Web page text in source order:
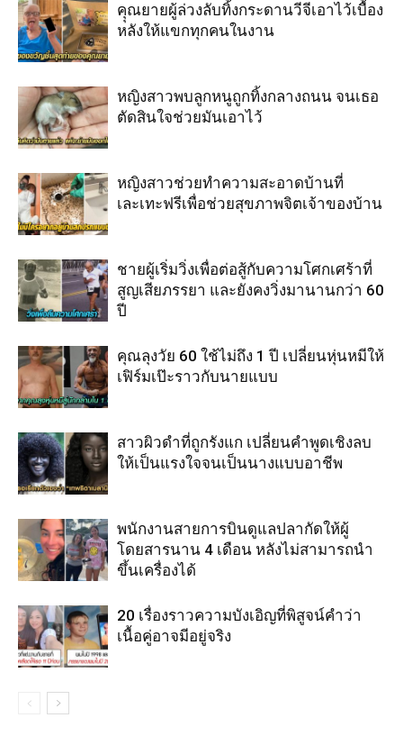
คุุณยายผู้ล่วงลับทิ้งกระดานวีจีเอาไว้เบื้อง
หลังให้แขกทุกคนในงาน
หญิงสาวพบลูกหนูถูกทิ้งกลางถนน จนเธอ
ตัดสินใจช่วยมันเอาไว้
หญิงสาวช่วยทำความสะอาดบ้านที่
เละเทะฟรีเพื่อช่วยสุขภาพจิตเจ้าของบ้าน
ชายผู้เริ่มวิ่งเพื่อต่อสู้กับความโศกเศร้าที่
สูญเสียภรรยา และยังคงวิ่งมานานกว่า 60
ปี
คุณลุงวัย 60 ใช้ไม่ถึง 1 ปี เปลี่ยนหุ่นหมีให้
เฟิร์มเป๊ะราวกับนายแบบ
สาวผิวดำที่ถูกรังแก เปลี่ยนคำพูดเชิงลบ
ให้เป็นแรงใจจนเป็นนางแบบอาชีพ
พนักงานสายการบินดูแลปลากัดให้ผู้
โดยสารนาน 4 เดือน หลังไม่สามารถนำ
ขึ้นเครื่องได้
20 เรื่องราวความบังเอิญที่พิสูจน์คำว่า
เนื้อคู่อาจมีอยู่จริง